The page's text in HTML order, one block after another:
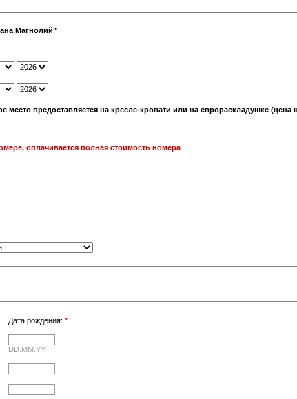
Магнолий"
место предоставляется на кресле-кровати или на еврораскладушке (цена
оплачивается полная стоимость номера
Дата рождения: *
DD.MM.YY